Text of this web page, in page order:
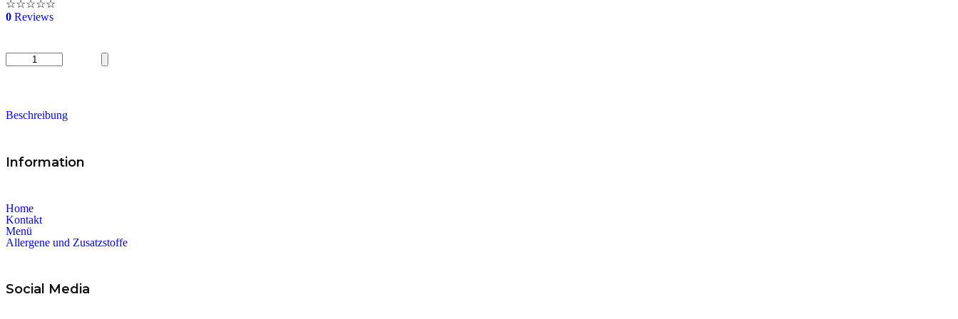
☆☆☆☆☆
0 Reviews
Original
Beschreibung
Information
Home
Kontakt
Menü
Allergene und Zusatzstoffe
Social Media